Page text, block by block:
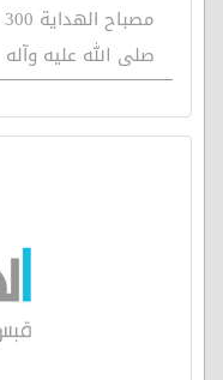
صلى الله عليه وآله